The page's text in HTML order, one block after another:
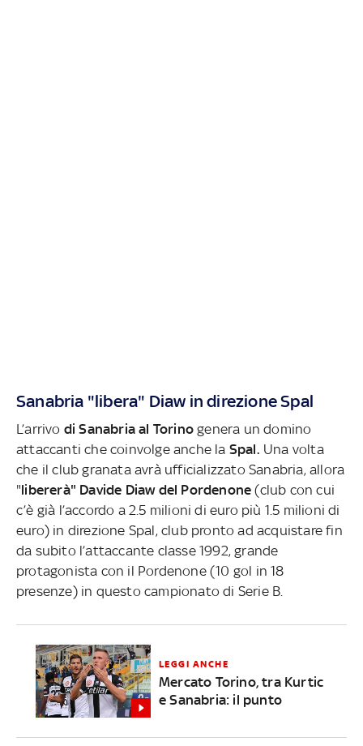
Sanabria "libera" Diaw in direzione Spal
L’arrivo di Sanabria al Torino genera un domino
attaccanti che coinvolge anche la Spal. Una volta
che il club granata avrà ufficializzato Sanabria, allora
"libererà" Davide Diaw del Pordenone (club con cui
c’è già l’accordo a 2.5 milioni di euro più 1.5 milioni di
euro) in direzione Spal, club pronto ad acquistare fin
da subito l’attaccante classe 1992, grande
protagonista con il Pordenone (10 gol in 18
presenze) in questo campionato di Serie B.
LEGGI ANCHE
Mercato Torino, tra Kurtic
e Sanabria: il punto